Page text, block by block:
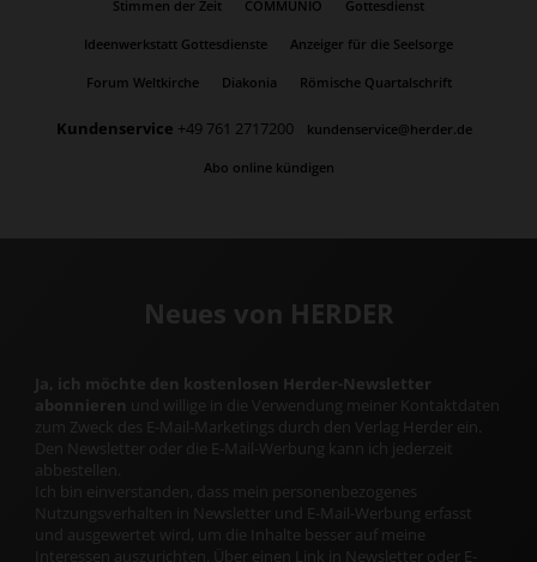
Stimmen der Zeit COMMUNIO Gottesdienst
Ideenwerkstatt Gottesdienste Anzeiger für die Seelsorge
Forum Weltkirche Diakonia Römische Quartalschrift
Kundenservice +49 761 2717200 kundenservice@herder.de
Abo online kündigen
Neues von HERDER
Ja, ich möchte den kostenlosen Herder-Newsletter
abonnieren und willige in die Verwendung meiner Kontaktdaten
zum Zweck des E-Mail-Marketings durch den Verlag Herder ein.
Den Newsletter oder die E-Mail-Werbung kann ich jederzeit
abbestellen.
Ich bin einverstanden, dass mein personenbezogenes
Nutzungsverhalten in Newsletter und E-Mail-Werbung erfasst
und ausgewertet wird, um die Inhalte besser auf meine
Interessen auszurichten. Über einen Link in Newsletter oder E-